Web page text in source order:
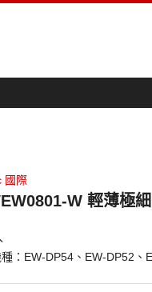
國際
W 輕薄極
：EW-DP54、EW-DP52、